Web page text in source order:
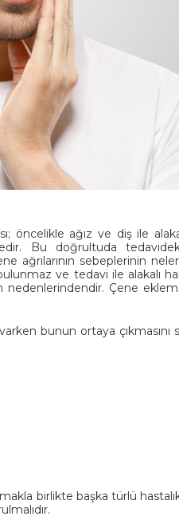
öncelikle ağız ve diş ile
Bu doğrultuda
ağrılarının sebeplerinin
ve tedavi ile alakalı
nedenlerindendir. Çene eklem
bunun ortaya
birlikte başka türlü